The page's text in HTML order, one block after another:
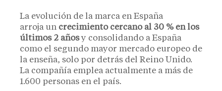
La evolución de la marca en España
arroja un crecimiento cercano al 30 % en los
últimos 2 añosy consolidando a España
como el segundo mayor mercado europeo de
la enseña, solo por detrás del Reino Unido.
La compañía emplea actualmente a más de
1.600 personas en el país.